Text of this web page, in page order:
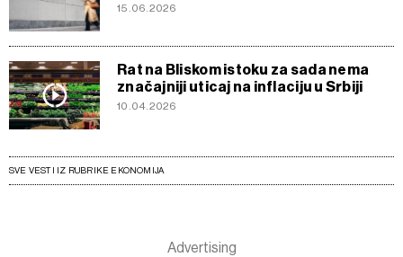
15.06.2026
Rat na Bliskom istoku za sada nema
značajniji uticaj na inflaciju u Srbiji
10.04.2026
SVE VESTI IZ RUBRIKE EKONOMIJA